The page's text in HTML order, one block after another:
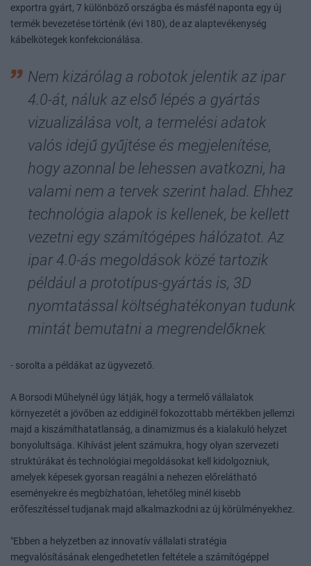
exportra gyárt, 7 különböző országba és másfél naponta egy új
termék bevezetése történik (évi 180), de az alaptevékenység
kábelkötegek konfekcionálása.
Nem kizárólag a robotok jelentik az ipar
4.0-át, náluk az első lépés a gyártás
vizualizálása volt, a termelési adatok
valós idejű gyűjtése és megjelenítése,
hogy azonnal be lehessen avatkozni, ha
valami nem a tervek szerint halad. Ehhez
technológia alapok is kellenek, be kellett
vezetni egy számítógépes hálózatot. Az
ipar 4.0-ás megoldások közé tartozik
például a prototípus-gyártás is, 3D
nyomtatással költséghatékonyan tudunk
mintát bemutatni a megrendelőknek
- sorolta a példákat az ügyvezető.
A Borsodi Műhelynél úgy látják, hogy a termelő vállalatok
környezetét a jövőben az eddiginél fokozottabb mértékben jellemzi
majd a kiszámíthatatlanság, a dinamizmus és a kialakuló helyzet
bonyolultsága. Kihívást jelent számukra, hogy olyan szervezeti
struktúrákat és technológiai megoldásokat kell kidolgozniuk,
amelyek képesek gyorsan reagálni a nehezen előrelátható
eseményekre és megbízhatóan, lehetőleg minél kisebb
erőfeszítéssel tudjanak majd alkalmazkodni az új körülményekhez.
"Ebben a helyzetben az innovatív vállalati stratégia
megvalósításának elengedhetetlen feltétele a számítógéppel